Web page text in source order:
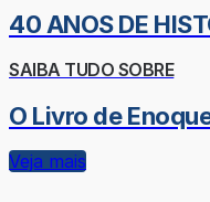
40 ANOS DE
SAIBA TUDO SOBRE
O Livro de
Veja mais